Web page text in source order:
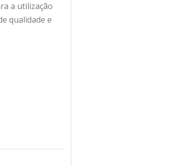
a utilização
qualidade e